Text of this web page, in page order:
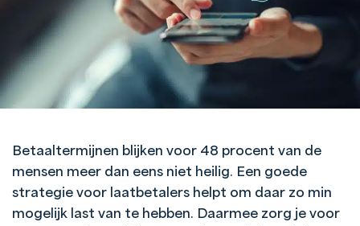
Betaaltermijnen blijken voor 48 procent van de
mensen meer dan eens niet heilig. Een goede
strategie voor laatbetalers helpt om daar zo min
mogelijk last van te hebben. Daarmee zorg je voor